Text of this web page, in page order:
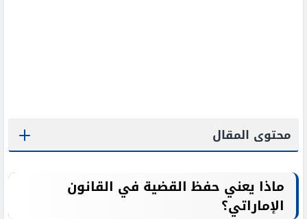
محتوى المقال
ماذا يعني حفظ القضية في القانون
الإماراتي؟